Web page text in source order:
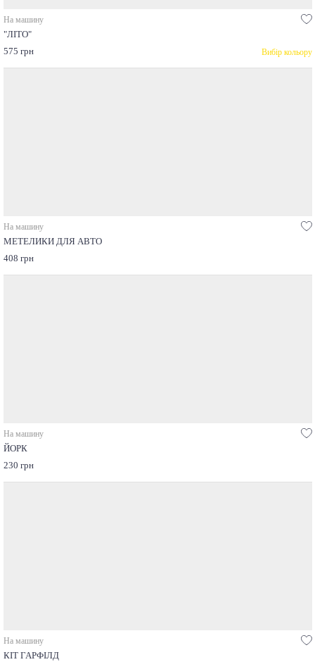
На машину
"ЛІТО"
575 грн
Вибір кольору
На машину
МЕТЕЛИКИ ДЛЯ АВТО
408 грн
На машину
ЙОРК
230 грн
На машину
КІТ ГАРФІЛД